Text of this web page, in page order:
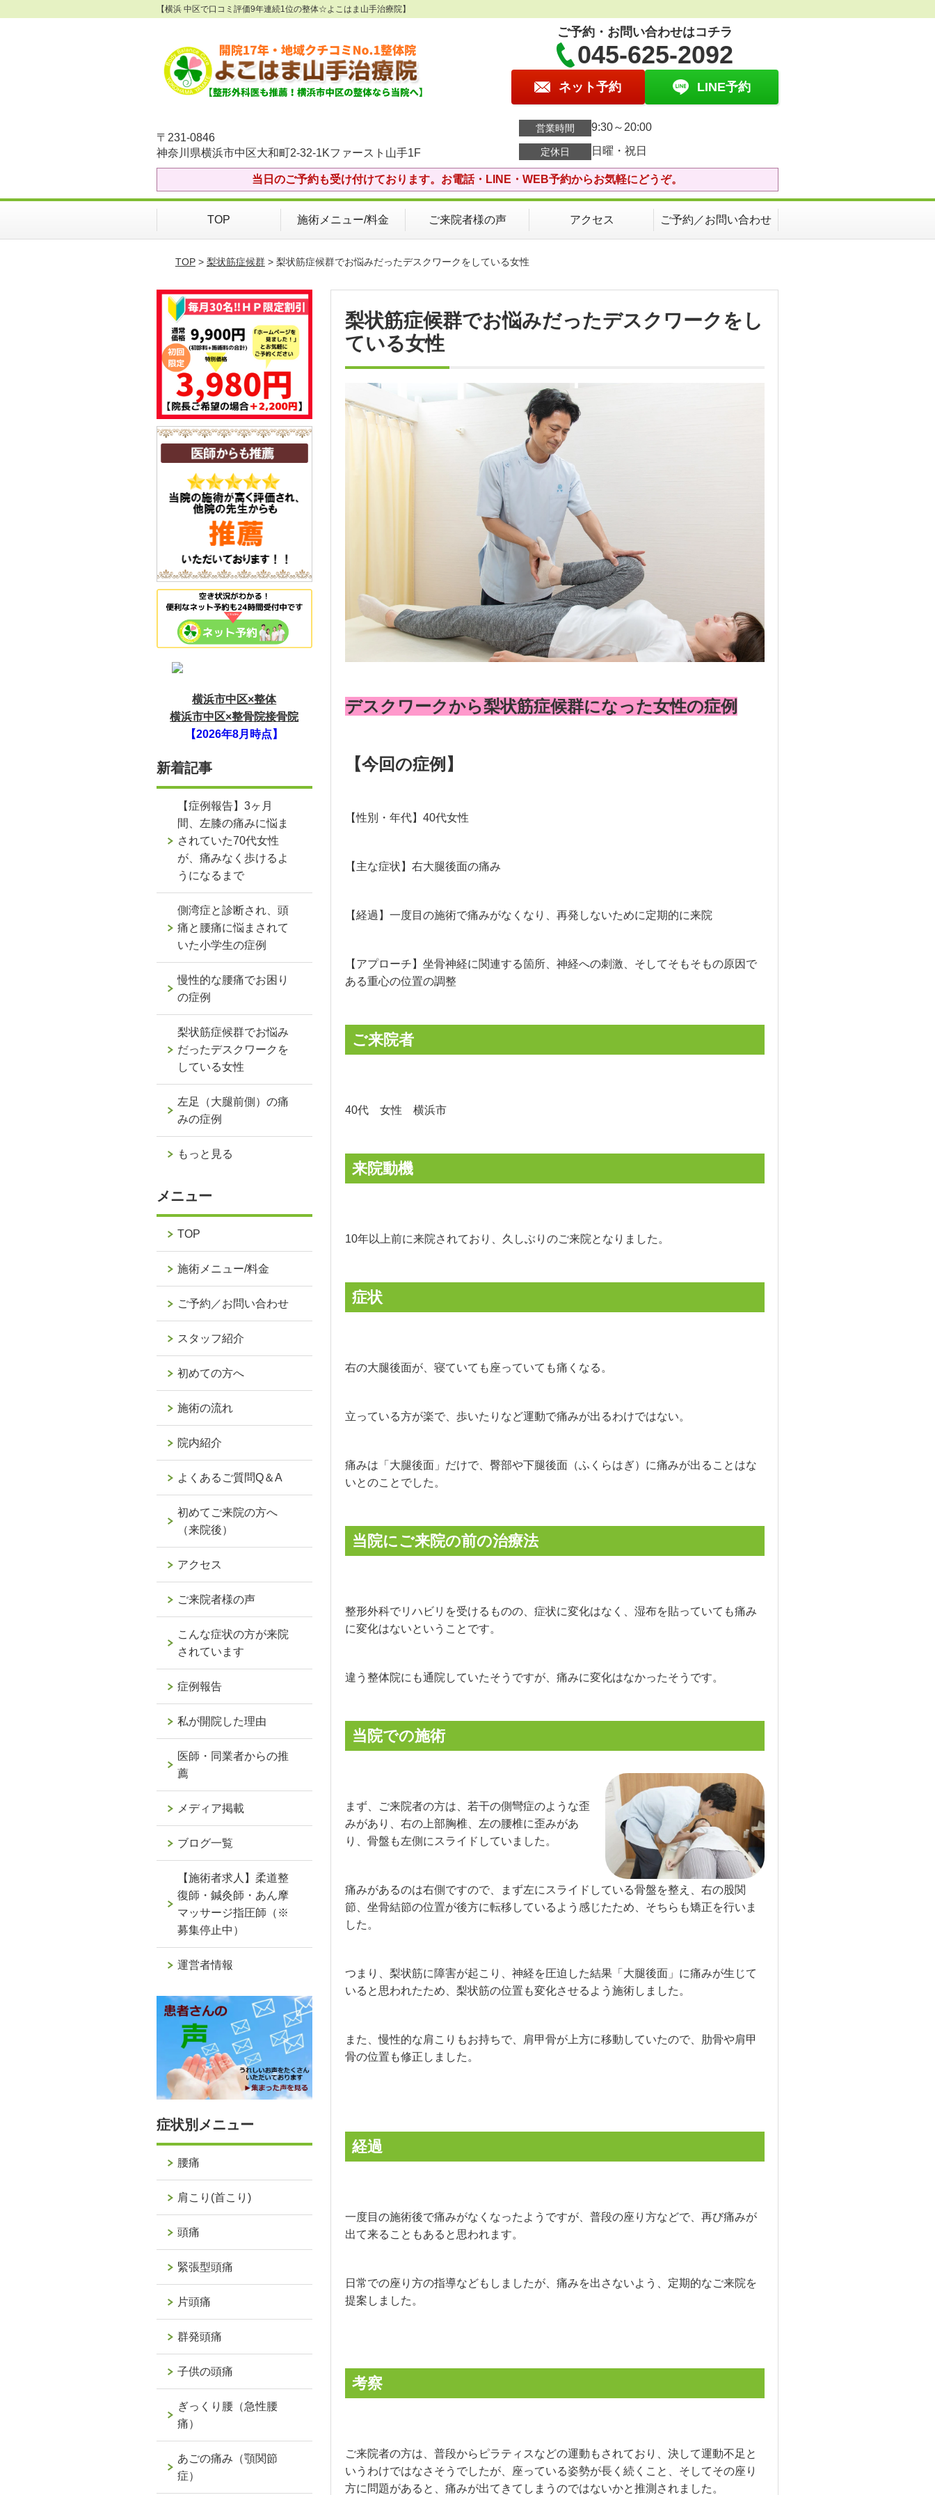
【横浜 中区で口コミ評価9年連続1位の整体☆よこはま山手治療院】
〒231-0846
神奈川県横浜市中区大和町2-32-1Kファースト山手1F
ご予約・お問い合わせはコチラ
045-625-2092
ネット予約 LINE予約
営業時間 9:30～20:00
定休日 日曜・祝日
当日のご予約も受け付けております。お電話・LINE・WEB予約からお気軽にどうぞ。
TOP 施術メニュー/料金 ご来院者様の声 アクセス ご予約／お問い合わせ
TOP> 梨状筋症候群> 梨状筋症候群でお悩みだったデスクワークをしている女性
梨状筋症候群でお悩みだったデスクワークをし
ている女性
デスクワークから梨状筋症候群になった女性の症例
【今回の症例】
【性別・年代】40代女性
【主な症状】右大腿後面の痛み
【経過】一度目の施術で痛みがなくなり、再発しないために定期的に来院
【アプローチ】坐骨神経に関連する箇所、神経への刺激、そしてそもそもの原因で
ある重心の位置の調整
ご来院者
40代 女性 横浜市
来院動機
10年以上前に来院されており、久しぶりのご来院となりました。
症状
右の大腿後面が、寝ていても座っていても痛くなる。
立っている方が楽で、歩いたりなど運動で痛みが出るわけではない。
痛みは「大腿後面」だけで、臀部や下腿後面（ふくらはぎ）に痛みが出ることはな
いとのことでした。
当院にご来院の前の治療法
整形外科でリハビリを受けるものの、症状に変化はなく、湿布を貼っていても痛み
に変化はないということです。
違う整体院にも通院していたそうですが、痛みに変化はなかったそうです。
当院での施術
まず、ご来院者の方は、若干の側彎症のような歪
みがあり、右の上部胸椎、左の腰椎に歪みがあ
り、骨盤も左側にスライドしていました。
痛みがあるのは右側ですので、まず左にスライドしている骨盤を整え、右の股関
節、坐骨結節の位置が後方に転移しているよう感じたため、そちらも矯正を行いま
した。
つまり、梨状筋に障害が起こり、神経を圧迫した結果「大腿後面」に痛みが生じて
いると思われたため、梨状筋の位置も変化させるよう施術しました。
また、慢性的な肩こりもお持ちで、肩甲骨が上方に移動していたので、肋骨や肩甲
骨の位置も修正しました。
経過
一度目の施術後で痛みがなくなったようですが、普段の座り方などで、再び痛みが
出て来ることもあると思われます。
日常での座り方の指導などもしましたが、痛みを出さないよう、定期的なご来院を
提案しました。
考察
ご来院者の方は、普段からピラティスなどの運動もされており、決して運動不足と
いうわけではなさそうでしたが、座っている姿勢が長く続くこと、そしてその座り
方に問題があると、痛みが出てきてしまうのではないかと推測されました。
横浜市中区×整体
横浜市中区×整骨院接骨院
【2026年8月時点】
新着記事
【症例報告】3ヶ月
間、左膝の痛みに悩ま
されていた70代女性
が、痛みなく歩けるよ
うになるまで
側湾症と診断され、頭
痛と腰痛に悩まされて
いた小学生の症例
慢性的な腰痛でお困り
の症例
梨状筋症候群でお悩み
だったデスクワークを
している女性
左足（大腿前側）の痛
みの症例
もっと見る
メニュー
TOP
施術メニュー/料金
ご予約／お問い合わせ
スタッフ紹介
初めての方へ
施術の流れ
院内紹介
よくあるご質問Q＆A
初めてご来院の方へ
（来院後）
アクセス
ご来院者様の声
こんな症状の方が来院
されています
症例報告
私が開院した理由
医師・同業者からの推
薦
メディア掲載
ブログ一覧
【施術者求人】柔道整
復師・鍼灸師・あん摩
マッサージ指圧師（※
募集停止中）
運営者情報
症状別メニュー
腰痛
肩こり(首こり)
頭痛
緊張型頭痛
片頭痛
群発頭痛
子供の頭痛
ぎっくり腰（急性腰
痛）
あごの痛み（顎関節
症）